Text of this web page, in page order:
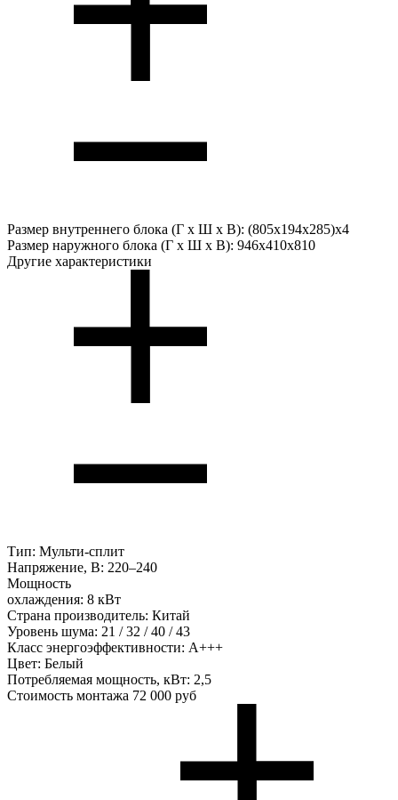
Размер внутреннего блока (Г х Ш х В): (805x194x285)x4
Размер наружного блока (Г х Ш х В): 946x410x810
Другие характеристики
Тип: Мульти-сплит
Напряжение, В: 220–240
Мощность
охлаждения: 8 кВт
Страна производитель: Китай
Уровень шума: 21 / 32 / 40 / 43
Класс энергоэффективности: А+++
Цвет: Белый
Потребляемая мощность, кВт: 2,5
Стоимость монтажа 72 000 руб